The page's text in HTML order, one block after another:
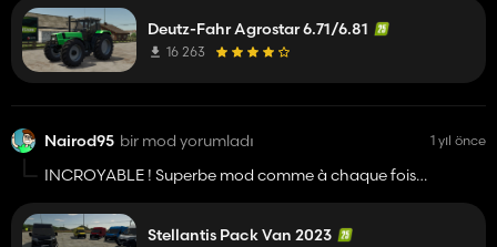
Deutz-Fahr Agrostar 6.71/6.81
16 263
Nairod95 bir mod yorumladı 1 yıl önce
INCROYABLE ! Superbe mod comme à chaque fois
Stellantis Pack Van 2023